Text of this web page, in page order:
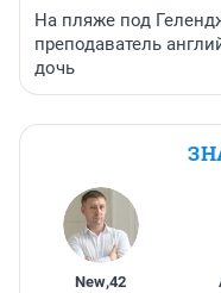
На пляже под
преподаватель
дочь
New,42